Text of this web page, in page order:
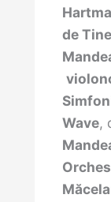
de
Wave,